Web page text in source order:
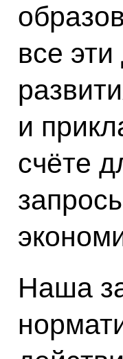
все
и
счёте
Наша